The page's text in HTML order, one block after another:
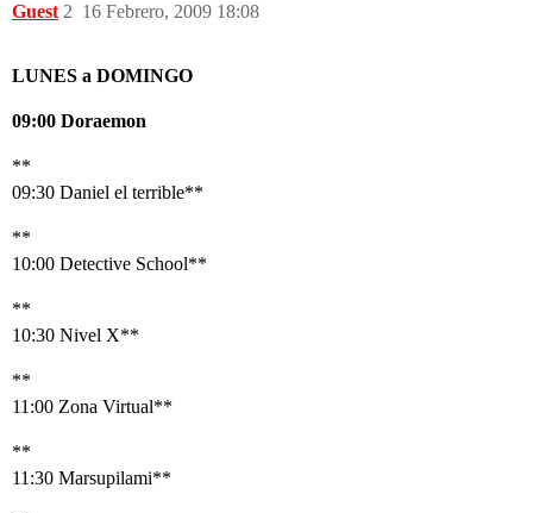
Guest 16 Febrero, 2009 18:08
2
LUNES a DOMINGO
09:00 Doraemon
**
09:30 Daniel el terrible**
**
10:00 Detective School**
**
10:30 Nivel X**
**
11:00 Zona Virtual**
**
11:30 Marsupilami**